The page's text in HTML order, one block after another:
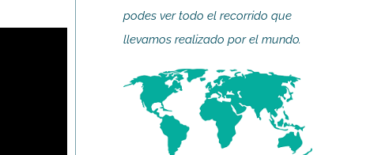
podes ver todo el recorrido que
llevamos realizado por el mundo.